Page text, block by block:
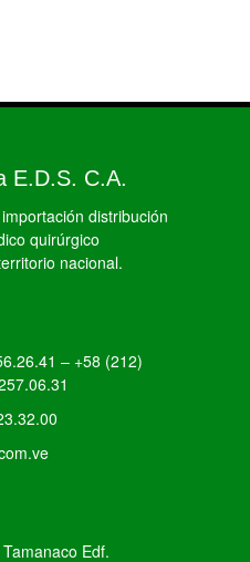
E.D.S. C.A.
distribución
quirúrgico
nacional.
– +58 (212)
Edf.